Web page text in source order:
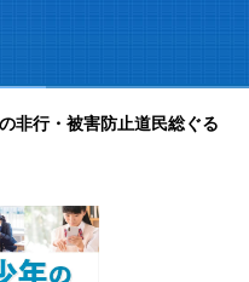
非行・被害防止道民総ぐる